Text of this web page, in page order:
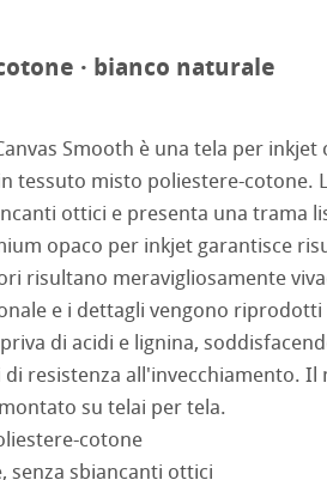
Program
Albums
Inkjet
Rag
Classici
Pastel
· bianco naturale
Smooth è una tela per
tessuto misto poliestere-cotone.
ottici e presenta una trama
opaco per inkjet garantisce
risultano meravigliosamente
e i dettagli vengono
di acidi e lignina,
resistenza all'invecchiamento. Il
su telai per tela.
cotone
senza sbiancanti ottici